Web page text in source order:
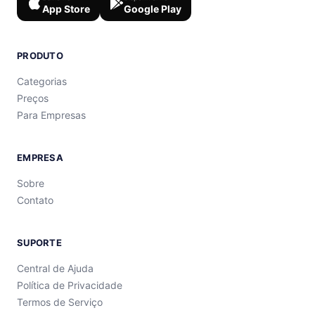
App Store Google Play
PRODUTO
Categorias
Preços
Para Empresas
EMPRESA
Sobre
Contato
SUPORTE
Central de Ajuda
Política de Privacidade
Termos de Serviço